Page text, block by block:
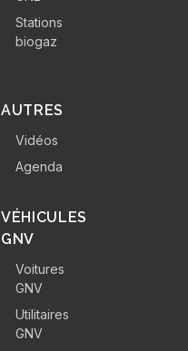
Stations
biogaz
AUTRES
Vidéos
Agenda
VÉHICULES
GNV
Voitures
GNV
Utilitaires
GNV